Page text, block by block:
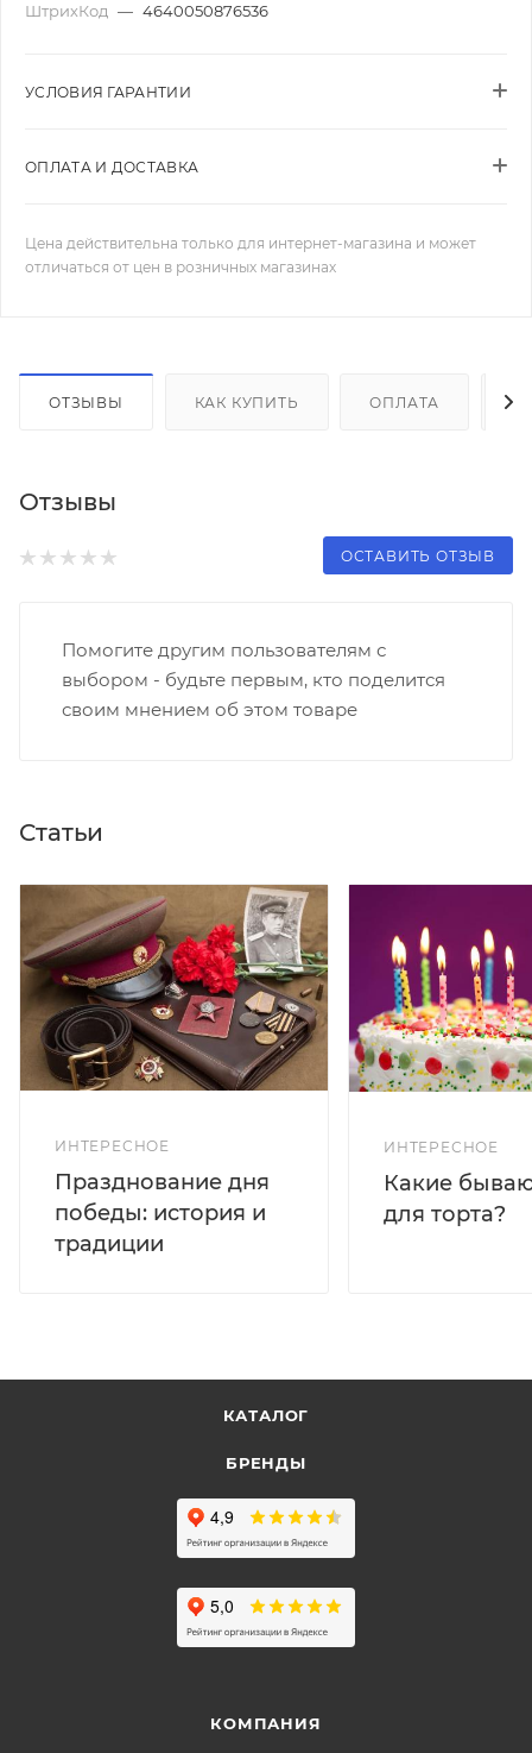
ШтрихКод — 4640050876536
УСЛОВИЯ ГАРАНТИИ
ОПЛАТА И ДОСТАВКА
Цена действительна только для интернет-магазина и может
отличаться от цен в розничных магазинах
ОТЗЫВЫ КАК КУПИТЬ ОПЛАТА
Отзывы
ОСТАВИТЬ ОТЗЫВ
Помогите другим пользователям с
выбором - будьте первым, кто поделится
своим мнением об этом товаре
Статьи
ИНТЕРЕСНОЕ
Празднование дня
победы: история и
традиции
ИНТЕРЕСНОЕ
Какие
для торта?
КАТАЛОГ
БРЕНДЫ
КОМПАНИЯ